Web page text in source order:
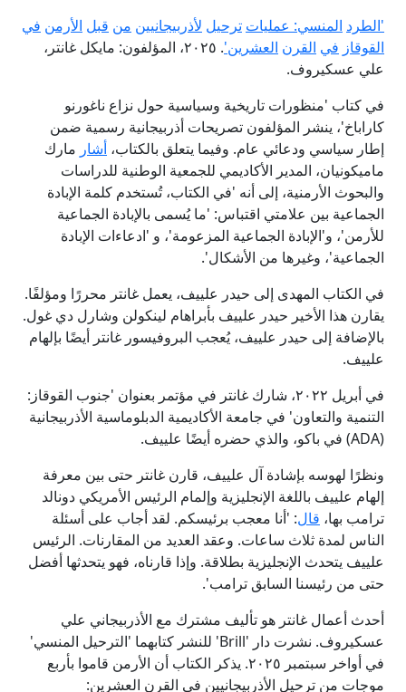
'الطرد المنسي: عمليات ترحيل لأذربيجانيين من قبل الأرمن في
القوقاز في القرن العشرين'
. ٢٠٢٥، المؤلفون: مايكل غانتر،
علي عسكيروف.
في كتاب 'منظورات تاريخية وسياسية حول نزاع ناغورنو
كاراباخ'، ينشر المؤلفون تصريحات أذربيجانية رسمية ضمن
إطار سياسي ودعائي عام. وفيما يتعلق بالكتاب، أشار مارك
ماميكونيان، المدير الأكاديمي للجمعية الوطنية للدراسات
والبحوث الأرمنية، إلى أنه 'في الكتاب، تُستخدم كلمة الإبادة
الجماعية بين علامتي اقتباس: 'ما يُسمى بالإبادة الجماعية
للأرمن'، و'الإبادة الجماعية المزعومة'، و 'ادعاءات الإبادة
الجماعية'، وغيرها من الأشكال'.
في الكتاب المهدى إلى حيدر علييف، يعمل غانتر محررًا ومؤلفًا.
يقارن هذا الأخير حيدر علييف بأبراهام لينكولن وشارل دي غول.
بالإضافة إلى حيدر علييف، يُعجب البروفيسور غانتر أيضًا بإلهام
علييف.
في أبريل ٢٠٢٢، شارك غانتر في مؤتمر بعنوان 'جنوب القوقاز:
التنمية والتعاون' في جامعة الأكاديمية الدبلوماسية الأذربيجانية
(
ADA) في باكو، والذي حضره أيضًا علييف.
ونظرًا لهوسه بإشادة آل علييف، قارن غانتر حتى بين معرفة
إلهام علييف باللغة الإنجليزية وإلمام الرئيس الأمريكي دونالد
ترامب بها، قال: 'أنا معجب برئيسكم. لقد أجاب على أسئلة
الناس لمدة ثلاث ساعات. وعقد العديد من المقارنات. الرئيس
علييف يتحدث الإنجليزية بطلاقة. وإذا قارناه، فهو يتحدثها أفضل
حتى من رئيسنا السابق ترامب'.
أحدث أعمال غانتر هو تأليف مشترك مع الأذربيجاني علي
عسكيروف. نشرت دار 'Brill' للنشر كتابهما 'الترحيل المنسي'
في أواخر سبتمبر ٢٠٢٥. يذكر الكتاب أن الأرمن قاموا بأربع
موجات من ترحيل الأذربيجانيين في القرن العشرين: